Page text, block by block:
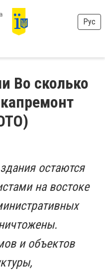
Рус
Во сколько
остаются
на востоке
и объектов